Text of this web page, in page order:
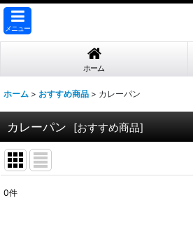
メニュー
ホーム
ホーム > おすすめ商品 > カレーパン
カレーパン [おすすめ商品]
0件